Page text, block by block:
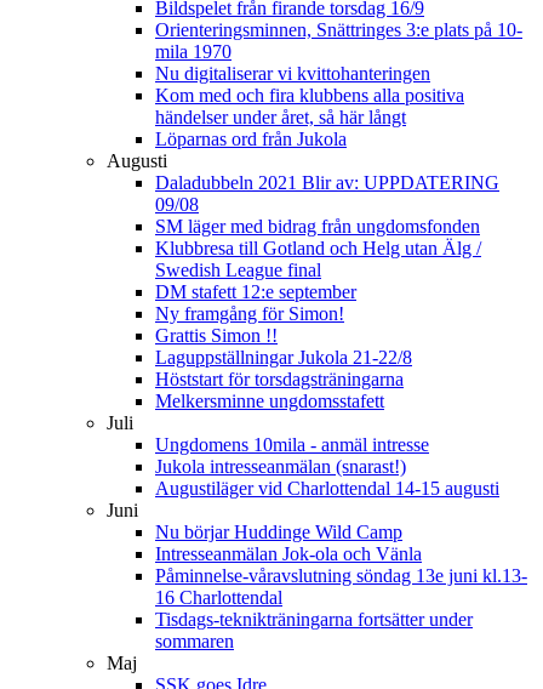
Bildspelet från firande torsdag 16/9
Orienteringsminnen, Snättringes 3:e plats på 10-
mila 1970
Nu digitaliserar vi kvittohanteringen
Kom med och fira klubbens alla positiva
händelser under året, så här långt
Löparnas ord från Jukola
Augusti
Daladubbeln 2021 Blir av: UPPDATERING
09/08
SM läger med bidrag från ungdomsfonden
Klubbresa till Gotland och Helg utan Älg /
Swedish League final
DM stafett 12:e september
Ny framgång för Simon!
Grattis Simon !!
Laguppställningar Jukola 21-22/8
Höststart för torsdagsträningarna
Melkersminne ungdomsstafett
Juli
Ungdomens 10mila - anmäl intresse
Jukola intresseanmälan (snarast!)
Augustiläger vid Charlottendal 14-15 augusti
Juni
Nu börjar Huddinge Wild Camp
Intresseanmälan Jok-ola och Vänla
Påminnelse-våravslutning söndag 13e juni kl.13-
16 Charlottendal
Tisdags-teknikträningarna fortsätter under
sommaren
Maj
SSK goes Idre